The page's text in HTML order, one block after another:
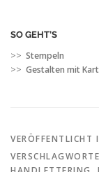
SO GEHT’S
>> Stempeln
>> Gestalten mit
VERÖFFENTLICHT